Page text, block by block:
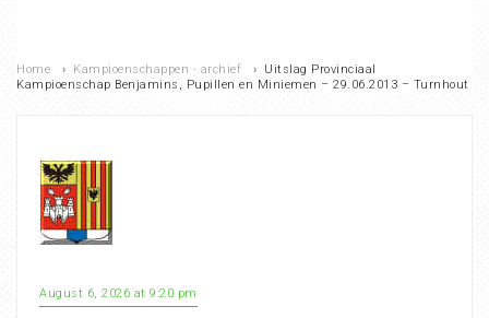
Home › Kampioenschappen - archief › Uitslag Provinciaal
Kampioenschap Benjamins, Pupillen en Miniemen – 29.06.2013 – Turnhout
August 6, 2026 at 9:20 pm